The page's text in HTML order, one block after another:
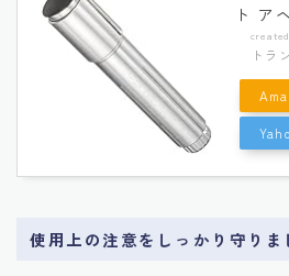
ト ア
トラ
使用上の注意をしっかり守りま